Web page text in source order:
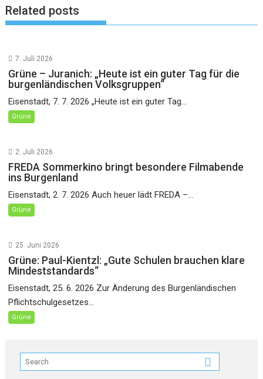
Related posts
7. Juli 2026
Grüne – Juranich: „Heute ist ein guter Tag für die
burgenländischen Volksgruppen“
Eisenstadt, 7. 7. 2026 „Heute ist ein guter Tag...
Grüne
2. Juli 2026
FREDA Sommerkino bringt besondere Filmabende
ins Burgenland
Eisenstadt, 2. 7. 2026 Auch heuer lädt FREDA –...
Grüne
25. Juni 2026
Grüne: Paul-Kientzl: „Gute Schulen brauchen klare
Mindeststandards“
Eisenstadt, 25. 6. 2026 Zur Änderung des Burgenländischen
Pflichtschulgesetzes...
Grüne